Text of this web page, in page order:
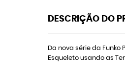
DESCRIÇÃO DO
Da nova série da Funko
Esqueleto usando as